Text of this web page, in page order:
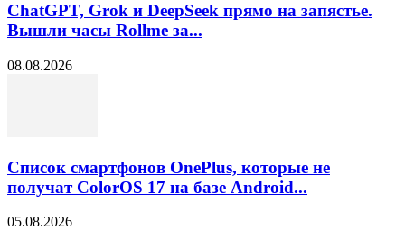
ChatGPT, Grok и DeepSeek прямо на запястье.
Вышли часы Rollme за...
08.08.2026
Список смартфонов OnePlus, которые не
получат ColorOS 17 на базе Android...
05.08.2026